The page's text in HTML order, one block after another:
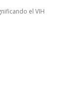
el VIH